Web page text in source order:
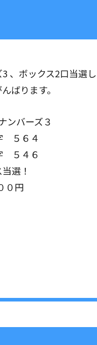
3 、ボックス2口当選
ばります。
ンバーズ３
５６４
５４６
選！
０円